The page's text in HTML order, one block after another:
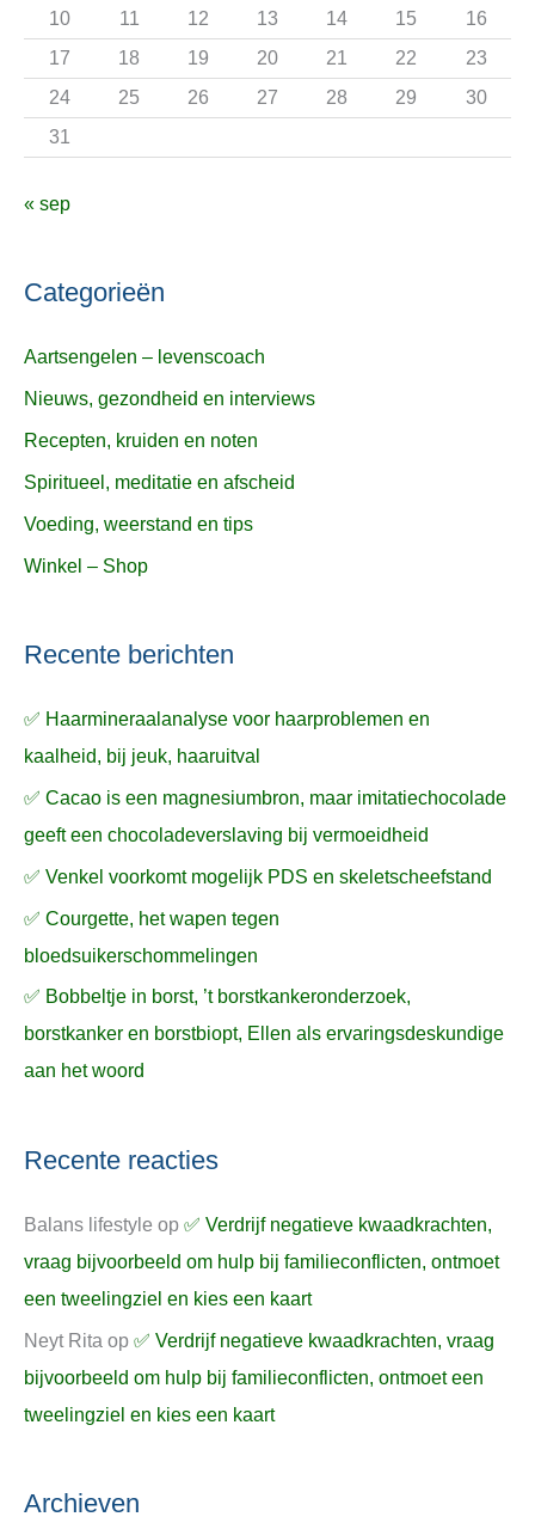
:
10 11 12 13 14 15
16
17
18 19 20 21 22
23
24
25 26 27 28 29
30
31
« sep
Categorieën
Aartsengelen – levenscoach
Nieuws, gezondheid en interviews
Recepten, kruiden en noten
Spiritueel, meditatie en afscheid
Voeding, weerstand en tips
Winkel – Shop
Recente berichten
✅ Haarmineraalanalyse voor haarproblemen en
kaalheid, bij jeuk, haaruitval
✅ Cacao is een magnesiumbron, maar imitatiechocolade
geeft een chocoladeverslaving bij vermoeidheid
✅ Venkel voorkomt mogelijk PDS en skeletscheefstand
✅ Courgette, het wapen tegen
bloedsuikerschommelingen
✅ Bobbeltje in borst, ’t borstkankeronderzoek,
borstkanker en borstbiopt, Ellen als ervaringsdeskundige
aan het woord
Recente reacties
Balans lifestyle op ✅ Verdrijf negatieve kwaadkrachten,
vraag bijvoorbeeld om hulp bij familieconflicten, ontmoet
een tweelingziel en kies een kaart
Neyt Rita op ✅ Verdrijf negatieve kwaadkrachten, vraag
bijvoorbeeld om hulp bij familieconflicten, ontmoet een
tweelingziel en kies een kaart
Archieven